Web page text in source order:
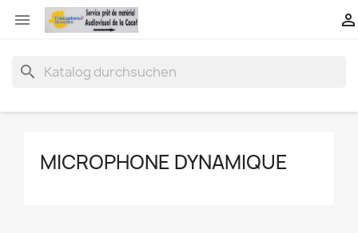
 
search
MICROPHONE DYNAMIQUE